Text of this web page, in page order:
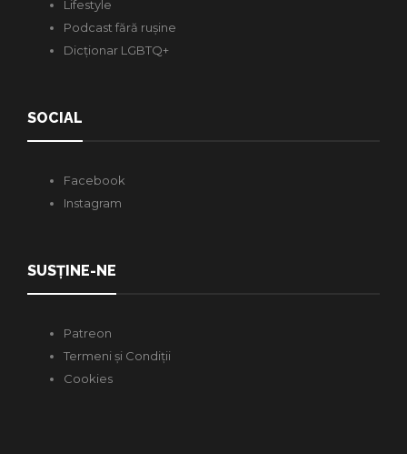
Lifestyle
Podcast fără rușine
Dicționar LGBTQ+
SOCIAL
Facebook
Instagram
SUSȚINE-NE
Patreon
Termeni și Condiții
Cookies